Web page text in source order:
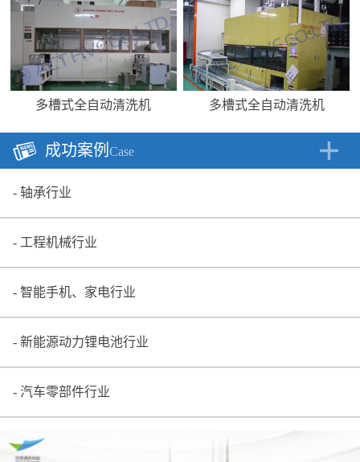
多槽式全自动清洗机 多槽式全自动清洗机
成功案例 Case
轴承行业
工程机械行业
智能手机、家电行业
新能源动力锂电池行业
汽车零部件行业